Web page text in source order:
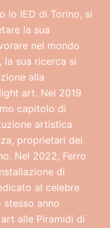
lo IED di Torino, si
la sua
nel mondo
la sua ricerca si
alla
art. Nel 2019
capitolo di
artistica
proprietari dei
Nel 2022, Ferro
di
al celebre
stesso anno
alle Piramidi di